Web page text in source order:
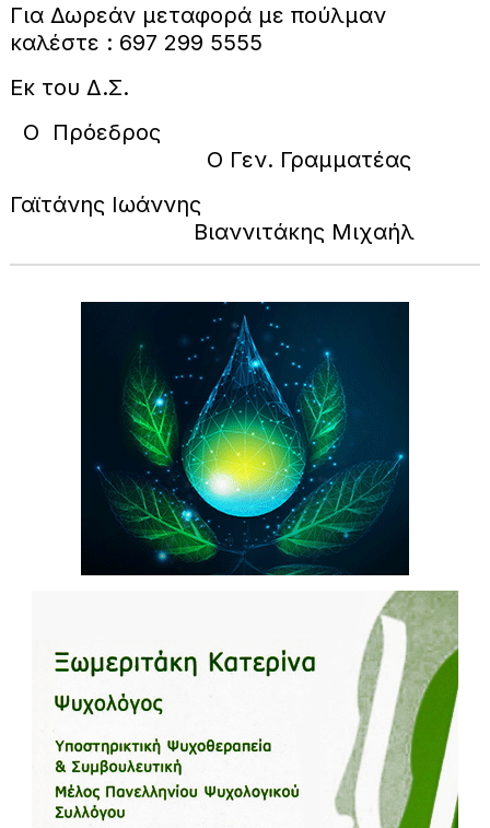
Για Δωρεάν μεταφορά με πούλμαν
καλέστε : 697 299 5555
Εκ του Δ.Σ.
Ο Πρόεδρος
Ο Γεν. Γραμματέας
Γαϊτάνης Ιωάννης
Βιαννιτάκης Μιχαήλ